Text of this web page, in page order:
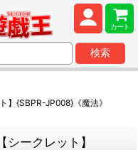
カート
検索
】{SBPR-JP008}《魔法》
ークレット】